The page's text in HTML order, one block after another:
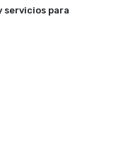
para